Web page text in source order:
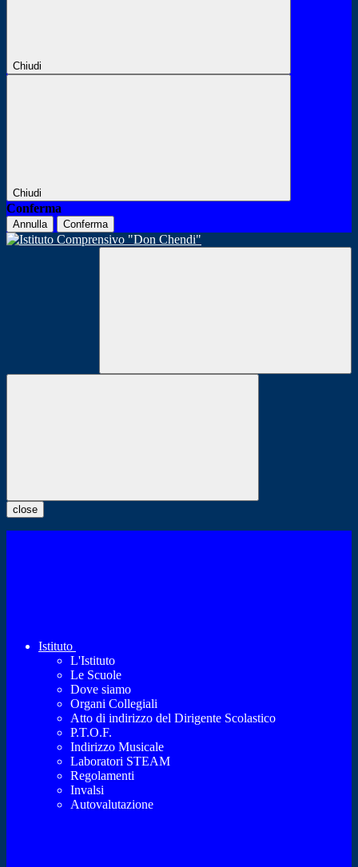
Chiudi
Chiudi
Conferma
Annulla Conferma
close
Istituto
L'Istituto
Le Scuole
Dove siamo
Organi Collegiali
Atto di indirizzo del Dirigente Scolastico
P.T.O.F.
Indirizzo Musicale
Laboratori STEAM
Regolamenti
Invalsi
Autovalutazione